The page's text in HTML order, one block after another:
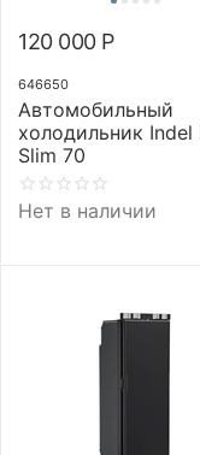
120 000 Р
646650
Автомобильный
холодильник Indel
Slim 70
Нет в наличии